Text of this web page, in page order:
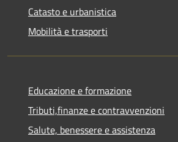
Catasto e urbanistica
Mobilità e trasporti
Educazione e formazione
Tributi,finanze e contravvenzioni
Salute, benessere e assistenza